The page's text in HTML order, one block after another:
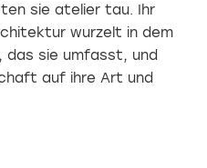
sie atelier tau. Ihr
wurzelt in dem
das sie umfasst, und
auf ihre Art und